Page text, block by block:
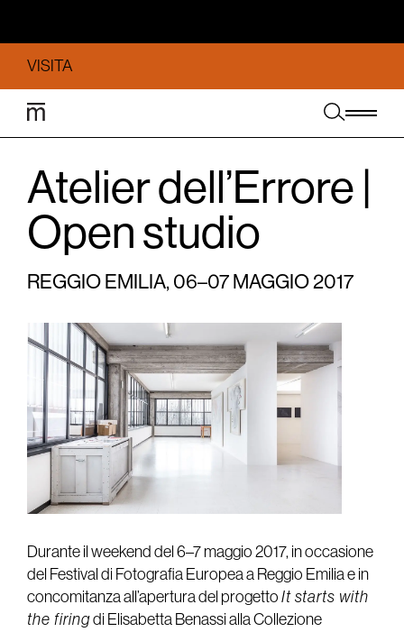
VISITA
Atelier dell’Errore |
Open studio
REGGIO EMILIA, 06–07 MAGGIO 2017
Durante il weekend del 6–7 maggio 2017, in occasione
del Festival di Fotografia Europea a Reggio Emilia e in
concomitanza all’apertura del progetto It starts with
the firingdi Elisabetta Benassi alla Collezione